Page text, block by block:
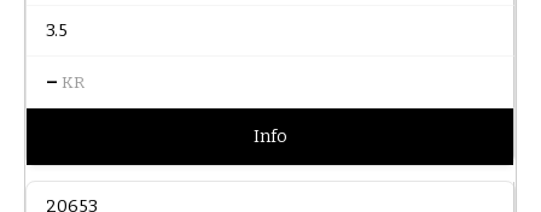
3.5
– KR
Info
20653